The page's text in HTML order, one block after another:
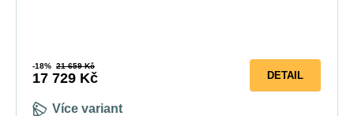
-18% 21 659 Kč
17 729 Kč
Více variant
DETAIL